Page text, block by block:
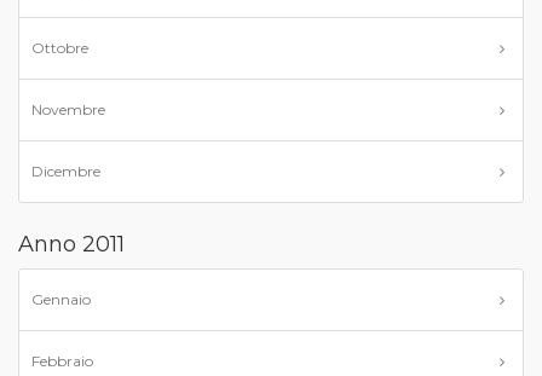
Ottobre
Novembre
Dicembre
Anno 2011
Gennaio
Febbraio